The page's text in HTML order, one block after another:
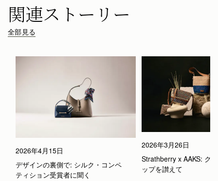
関連ストーリー
全部見る
2026年4月15日
デザインの裏側で: シルク・コンペ
ティション受賞者に聞く
2026年3月26日
Strathberry x AAKS: ク
ップを讃えて